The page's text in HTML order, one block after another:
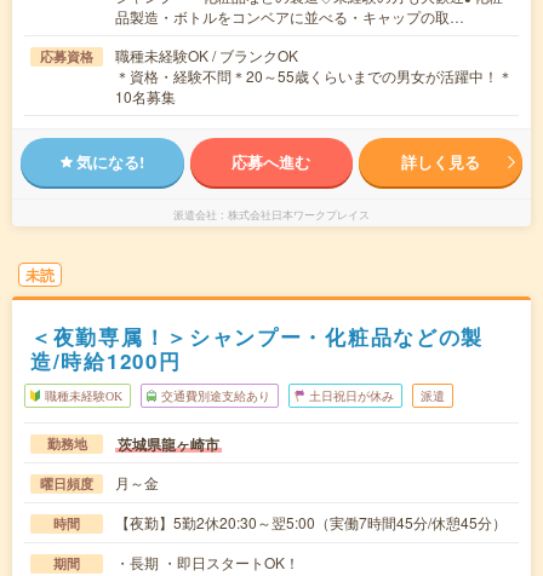
品製造・ボトルをコンベアに並べる・キャップの取…
応募資格
職種未経験OK / ブランクOK
＊資格・経験不問＊20～55歳くらいまでの男女が活躍中！＊
10名募集
気になる! 応募へ進む 詳しく見る
派遣会社 株式会社日本ワークプレイス
未読
＜夜勤専属！＞シャンプー・化粧品などの製
造/時給1200円
職種未経験OK 交通費別途支給あり 土日祝日が休み 派遣
勤務地 茨城県龍ヶ崎市
曜日頻度 月～金
時間 【夜勤】5勤2休20:30～翌5:00（実働7時間45分/休憩45分）
期間 ・長期 ・即日スタートOK！